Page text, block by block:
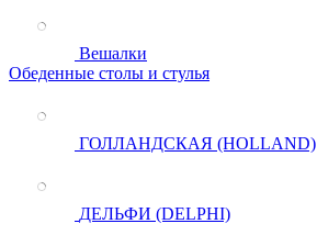
Вешалки
Обеденные столы и стулья
ГОЛЛАНДСКАЯ (HOLLAND)
ДЕЛЬФИ (DELPHI)